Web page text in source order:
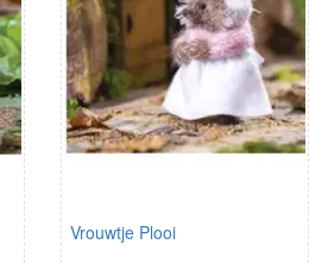
Vrouwtje Plooi